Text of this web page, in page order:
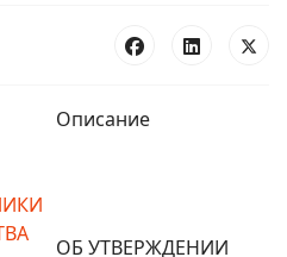
Описание
ОБ УТВЕРЖДЕНИИ